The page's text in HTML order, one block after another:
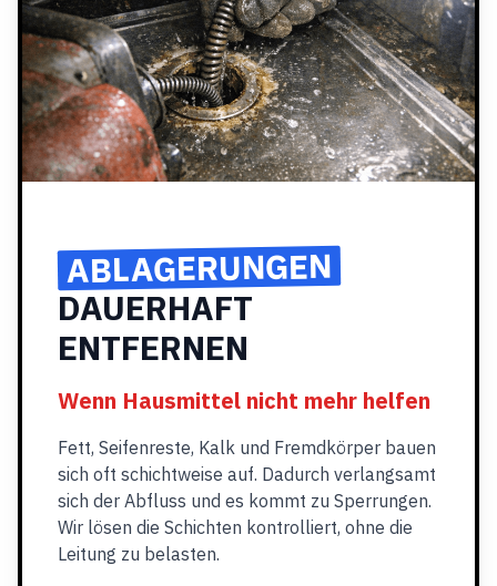
ABLAGERUNGEN
DAUERHAFT
ENTFERNEN
Wenn Hausmittel nicht mehr helfen
Fett, Seifenreste, Kalk und Fremdkörper bauen
sich oft schichtweise auf. Dadurch verlangsamt
sich der Abfluss und es kommt zu Sperrungen.
Wir lösen die Schichten kontrolliert, ohne die
Leitung zu belasten.